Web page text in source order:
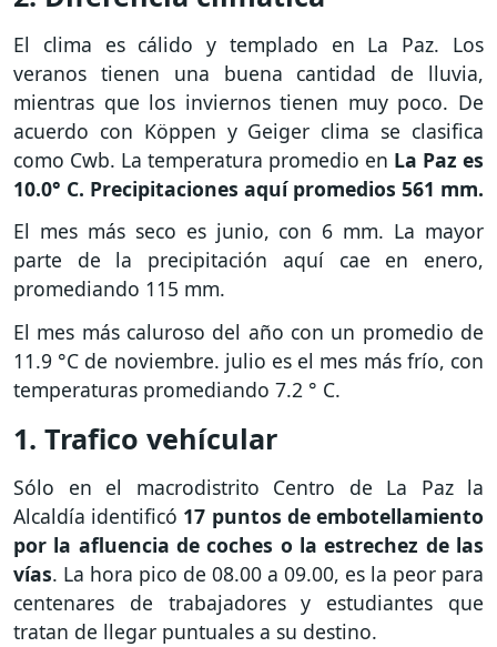
El clima es cálido y templado en La Paz. Los
veranos tienen una buena cantidad de lluvia,
mientras que los inviernos tienen muy poco. De
acuerdo con Köppen y Geiger clima se clasifica
como Cwb. La temperatura promedio en La Paz es
10.0° C. Precipitaciones aquí promedios 561 mm.
El mes más seco es junio, con 6 mm. La mayor
parte de la precipitación aquí cae en enero,
promediando 115 mm.
El mes más caluroso del año con un promedio de
11.9 °C de noviembre. julio es el mes más frío, con
temperaturas promediando 7.2 ° C.
1. Trafico vehícular
Sólo en el macrodistrito Centro de La Paz la
Alcaldía identificó 17 puntos de embotellamiento
por la afluencia de coches o la estrechez de las
vías. La hora pico de 08.00 a 09.00, es la peor para
centenares de trabajadores y estudiantes que
tratan de llegar puntuales a su destino.